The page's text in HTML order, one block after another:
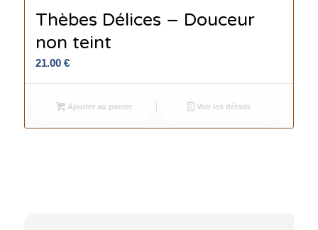
Thèbes Délices – Douceur
non teint
21.00 €
Ajouter au panier Voir les détails